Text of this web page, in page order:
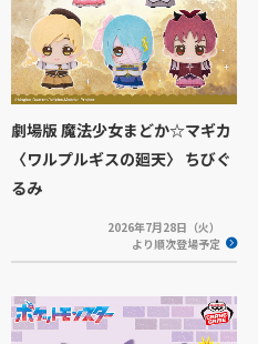
劇場版 魔法少女まどか☆マギカ
〈ワルプルギスの廻天〉 ちびぐ
るみ
2026年7月28日（火）
より順次登場予定